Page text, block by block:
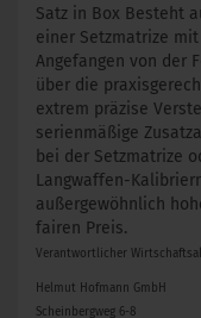
Satz in Box Besteht
einer Setzmatrize
Angefangen von der
über die
extrem präzise
serienmäßige
bei der Setzmatrize
Langwaffen-
außergewöhnlich
fairen Preis.
Verantwortlicher
Helmut Hofmann GmbH
Scheinbergweg 6-8